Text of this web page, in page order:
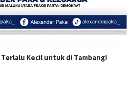
Kecil untuk di Tambang!